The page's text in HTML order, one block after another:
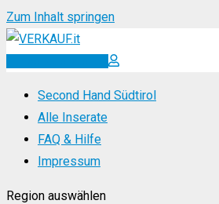
Zum Inhalt springen
Inserat erstellen
Second Hand Südtirol
Alle Inserate
FAQ & Hilfe
Impressum
Region auswählen